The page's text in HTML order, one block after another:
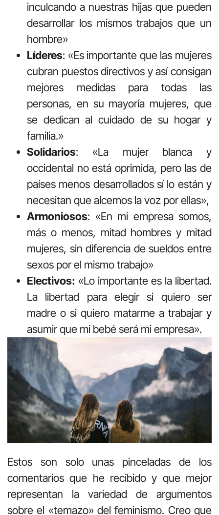
inculcando a nuestras hijas que pueden
desarrollar los mismos trabajos que un
hombre»
Líderes: «Es importante que las mujeres
cubran puestos directivos y así consigan
mejores medidas para todas las
personas, en su mayoría mujeres, que
se dedican al cuidado de su hogar y
familia.»
Solidarios: «La mujer blanca y
occidental no está oprimida, pero las de
países menos desarrollados sí lo están y
necesitan que alcemos la voz por ellas»,
Armoniosos: «En mi empresa somos,
más o menos, mitad hombres y mitad
mujeres, sin diferencia de sueldos entre
sexos por el mismo trabajo»
Electivos: «Lo importante es la libertad.
La libertad para elegir si quiero ser
madre o si quiero matarme a trabajar y
asumir que mi bebé será mi empresa».
Estos son solo unas pinceladas de los
comentarios que he recibido y que mejor
representan la variedad de argumentos
sobre el «temazo» del feminismo. Creo que